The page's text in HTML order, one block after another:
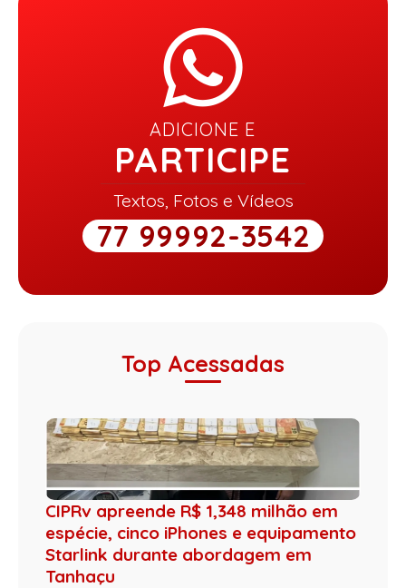
ADICIONE E
PARTICIPE
Textos, Fotos e Vídeos
77 99992-3542
Top Acessadas
CIPRv apreende R$ 1,348 milhão em
espécie, cinco iPhones e equipamento
Starlink durante abordagem em
Tanhaçu